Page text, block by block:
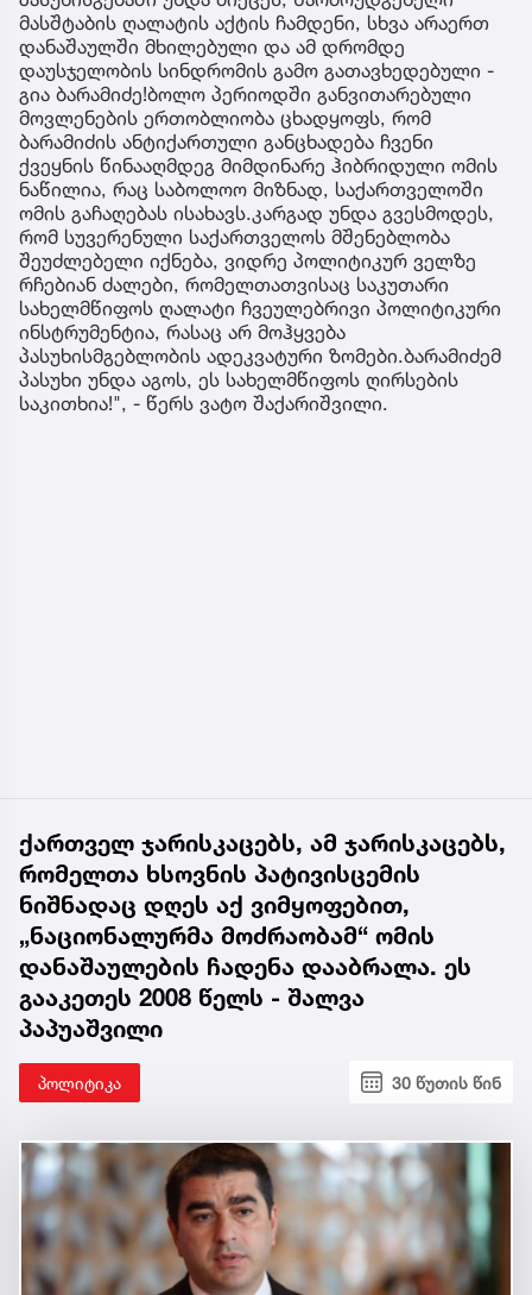
მასშტაბის ღალატის აქტის ჩამდენი, სხვა არაერთ
დანაშაულში მხილებული და ამ დრომდე
დაუსჯელობის სინდრომის გამო გათავხედებული -
გია ბარამიძე!ბოლო პერიოდში განვითარებული
მოვლენების ერთობლიობა ცხადყოფს, რომ
ბარამიძის ანტიქართული განცხადება ჩვენი
ქვეყნის წინააღმდეგ მიმდინარე ჰიბრიდული ომის
ნაწილია, რაც საბოლოო მიზნად, საქართველოში
ომის გაჩაღებას ისახავს.კარგად უნდა გვესმოდეს,
რომ სუვერენული საქართველოს მშენებლობა
შეუძლებელი იქნება, ვიდრე პოლიტიკურ ველზე
რჩებიან ძალები, რომელთათვისაც საკუთარი
სახელმწიფოს ღალატი ჩვეულებრივი პოლიტიკური
ინსტრუმენტია, რასაც არ მოჰყვება
პასუხისმგებლობის ადეკვატური ზომები.ბარამიძემ
პასუხი უნდა აგოს, ეს სახელმწიფოს ღირსების
საკითხია!", - წერს ვატო შაქარიშვილი.
ქართველ ჯარისკაცებს, ამ ჯარისკაცებს,
რომელთა ხსოვნის პატივისცემის
ნიშნადაც დღეს აქ ვიმყოფებით,
„ნაციონალურმა მოძრაობამ“ ომის
დანაშაულების ჩადენა დააბრალა. ეს
გააკეთეს 2008 წელს - შალვა
პაპუაშვილი
პოლიტიკა 30 წუთის წინ